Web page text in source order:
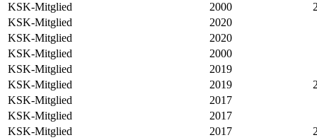
KSK-Mitglied
2000
KSK-Mitglied
2020
KSK-Mitglied
2020
KSK-Mitglied
2000
KSK-Mitglied
2019
KSK-Mitglied
2019
KSK-Mitglied
2017
KSK-Mitglied
2017
KSK-Mitglied
2017